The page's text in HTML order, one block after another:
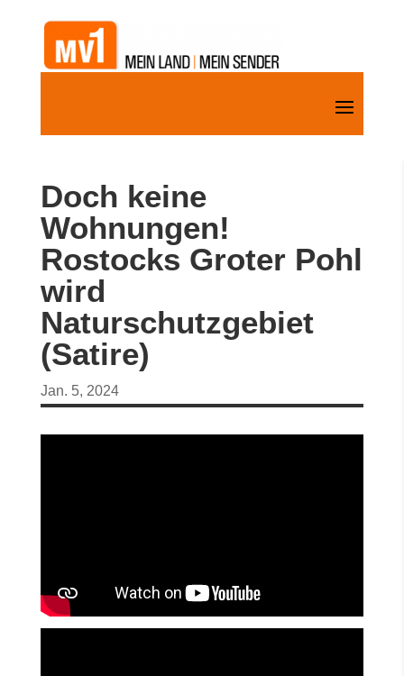
Doch keine
Wohnungen!
Rostocks Groter Pohl
wird
Naturschutzgebiet
(Satire)
Jan. 5, 2024